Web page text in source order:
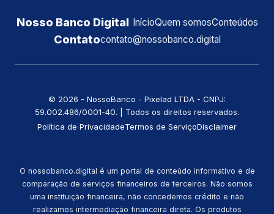
Nosso Banco Digital InícioQuem somosConteúdos
Contatocontato@nossobanco.digital
©️ 2026 - NossoBanco - Pixelad LTDA - CNPJ:
59.002.486/0001-40. | Todos os direitos reservados.
Política de PrivacidadeTermos de ServiçoDisclaimer
O nossobanco.digital é um portal de conteúdo informativo e de
comparação de serviços financeiros de terceiros. Não somos
uma instituição financeira, não concedemos crédito e não
realizamos intermediação financeira direta. Os produtos